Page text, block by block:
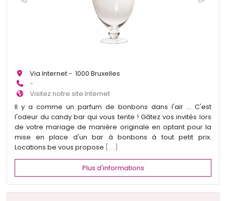
Via Internet - 1000 Bruxelles
-
Visitez notre site Internet
Il y a comme un parfum de bonbons dans l'air ... C'est
l'odeur du candy bar qui vous tente ! Gâtez vos invités lors
de votre mariage de manière originale en optant pour la
mise en place d'un bar à bonbons à tout petit prix.
Locations.be vous propose
[...]
Plus d'informations